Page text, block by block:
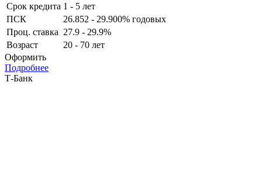
Срок кредита 1 - 5 лет
ПСК
26.852 - 29.900% годовых
Проц. ставка 27.9 - 29.9%
Возраст
20 - 70 лет
Оформить
Подробнее
Т-Банк